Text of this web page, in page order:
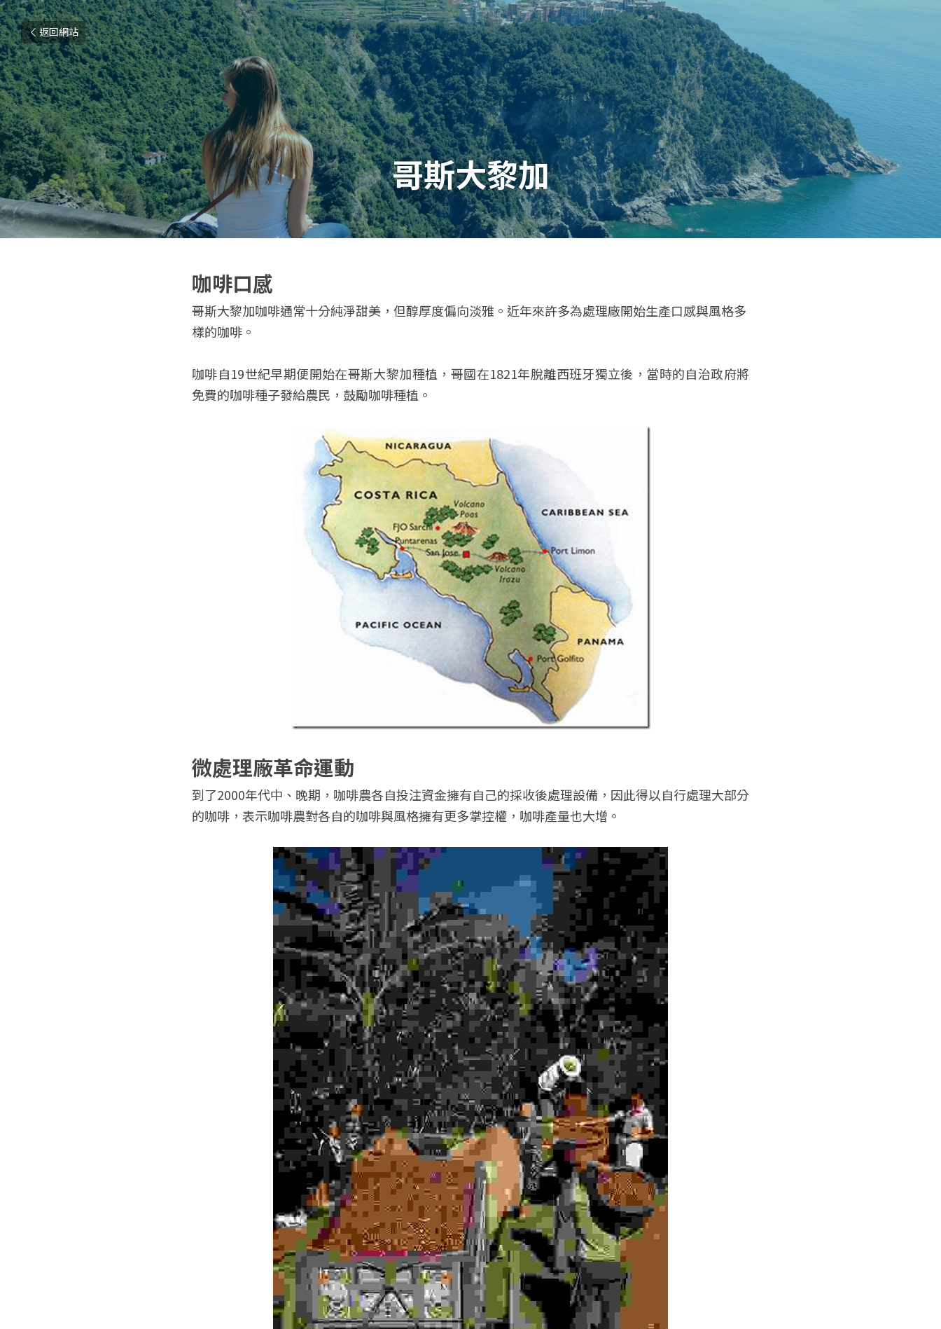
返回網站
哥斯大黎加
咖啡口感
哥斯大黎加咖啡通常十分純淨甜美，但醇厚度偏向淡雅。近年來許多為處理廠開始生產口感與風格多
樣的咖啡。
咖啡自19世紀早期便開始在哥斯大黎加種植，哥國在1821年脫離西班牙獨立後，當時的自治政府將
免費的咖啡種子發給農民，鼓勵咖啡種植。
微處理廠革命運動
到了2000年代中、晚期，咖啡農各自投注資金擁有自己的採收後處理設備，因此得以自行處理大部分
的咖啡，表示咖啡農對各自的咖啡與風格擁有更多掌控權，咖啡產量也大增。